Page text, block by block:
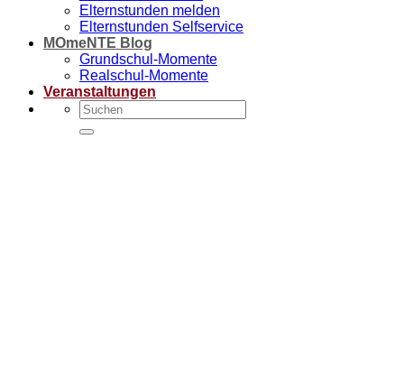
Elternstunden melden
Elternstunden Selfservice
MOmeNTE Blog
Grundschul-Momente
Realschul-Momente
Veranstaltungen